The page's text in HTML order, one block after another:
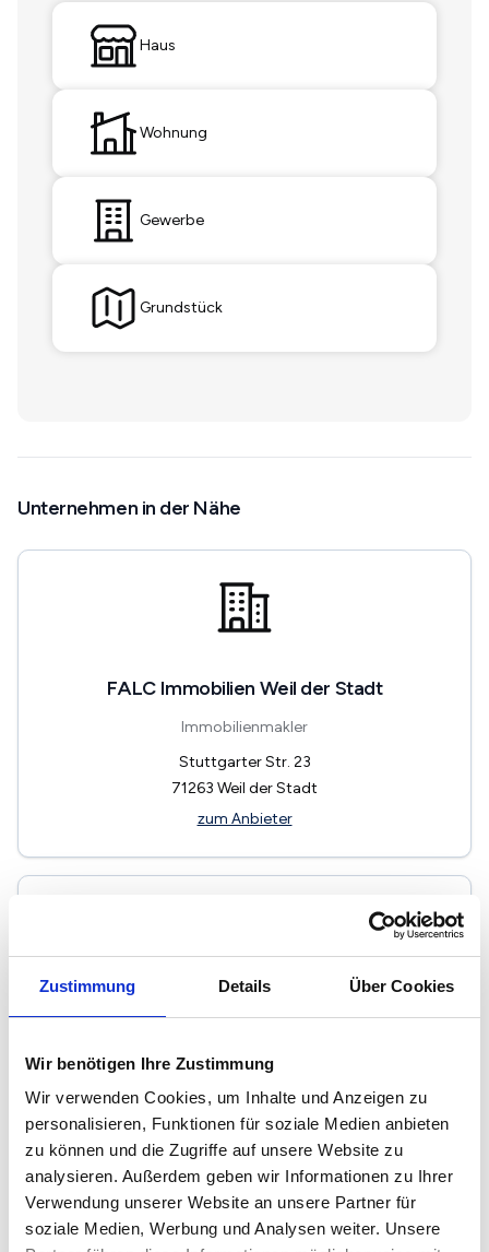
Zustimmung Details Über Cookies
Wir benötigen Ihre Zustimmung
Wir verwenden Cookies, um Inhalte und Anzeigen zu
personalisieren, Funktionen für soziale Medien anbieten
zu können und die Zugriffe auf unsere Website zu
analysieren. Außerdem geben wir Informationen zu Ihrer
Verwendung unserer Website an unsere Partner für
soziale Medien, Werbung und Analysen weiter. Unsere
Haus
Wohnung
Gewerbe
Grundstück
Unternehmen in der Nähe
FALC Immobilien Weil der Stadt
Immobilienmakler
Stuttgarter Str. 23
71263 Weil der Stadt
zum Anbieter
RJ Immo-Bau Jäger GmbH
Riquewihrstraße 1
71263
Weil der Stadt
zum Anbieter